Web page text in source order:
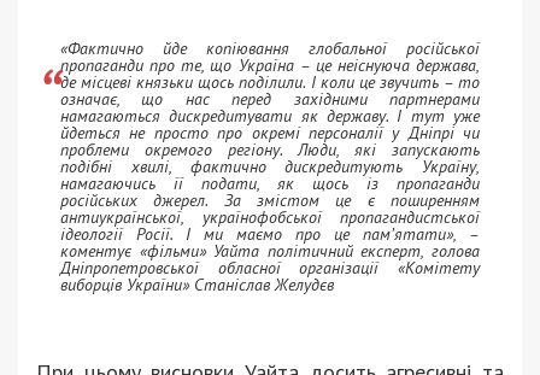
«Фактично йде копіювання глобальної російської
пропаганди про те, що Україна – це неіснуюча держава,
де місцеві князьки щось поділили. І коли це звучить – то
означає, що нас перед західними партнерами
намагаються дискредитувати як державу. І тут уже
йдеться не просто про окремі персоналії у Дніпрі чи
проблеми окремого регіону. Люди, які запускають
подібні хвилі, фактично дискредитують Україну,
намагаючись її подати, як щось із пропаганди
російських джерел. За змістом це є поширенням
антиукраїнської, українофобської пропагандистської
ідеології Росії. І ми маємо про це пам’ятати», –
коментує «фільми» Уайта політичний експерт, голова
Дніпропетровської обласної організації «Комітету
виборців України» Станіслав Желудєв